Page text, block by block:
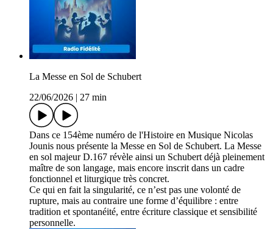
La Messe en Sol de Schubert
22/06/2026
27 min
Dans ce 154ème numéro de l'Histoire en Musique Nicolas
Jounis nous présente la Messe en Sol de Schubert. La Messe
en sol majeur D.167 révèle ainsi un Schubert déjà pleinement
maître de son langage, mais encore inscrit dans un cadre
fonctionnel et liturgique très concret.
Ce qui en fait la singularité, ce n’est pas une volonté de
rupture, mais au contraire une forme d’équilibre : entre
tradition et spontanéité, entre écriture classique et sensibilité
personnelle.